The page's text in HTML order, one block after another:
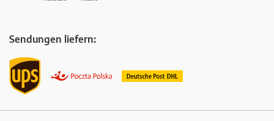
Sendungen liefern: